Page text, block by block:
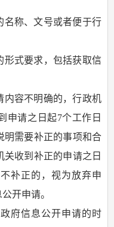
名称、文号或者便于行
形式要求，包括获取信
容不明确的，行政机
申请之日起7个工作日
明需要补正的事项和合
收到补正的申请之日
补正的，视为放弃申
开申请。
府信息公开申请的时